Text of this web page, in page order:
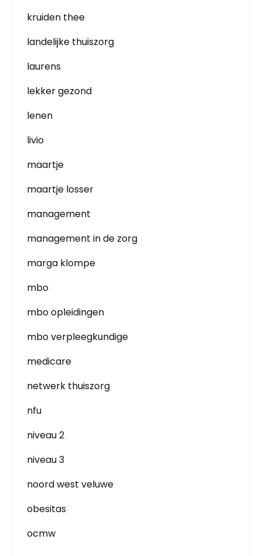
kruiden thee
landelijke thuiszorg
laurens
lekker gezond
lenen
livio
maartje
maartje losser
management
management in de zorg
marga klompe
mbo
mbo opleidingen
mbo verpleegkundige
medicare
netwerk thuiszorg
nfu
niveau 2
niveau 3
noord west veluwe
obesitas
ocmw